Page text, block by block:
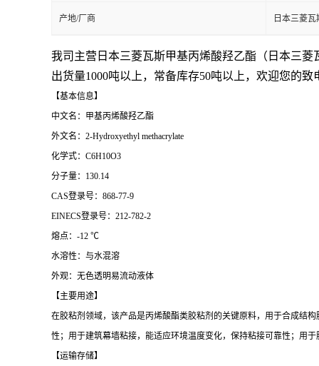
产地/厂商 日本三菱
我司主营日本三菱瓦斯甲基丙烯酸羟乙酯（ 日本三菱
出货量1000吨以上，常备库存50吨以上，欢迎您的致
【基本信息】
中文名：甲基丙烯酸羟乙酯
外文名：2-Hydroxyethyl methacrylate
化学式：C6H10O3
分子量：130.14
CAS登录号：868-77-9
EINECS登录号：212-782-2
熔点：-12 ℃
水溶性：与水混溶
外观：无色透明易流动液体
【主要用途】
在胶粘剂领域，该产品是丙烯酸酯类胶粘剂的关键原料，用于合成结
性；用于建筑幕墙粘接，能适应环境温度变化，保持粘接可靠性；用
【运输存储】